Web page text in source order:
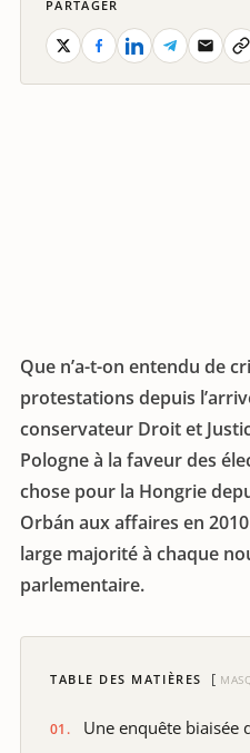
Que n’a-t-on entendu de
protestations depuis
conservateur Droit et
Pologne à la faveur des
chose pour la Hongrie
Orbán aux affaires en
large majorité à chaque
parlementaire.
TABLE DES MATIÈRES
Une enquête biaisée
PARTAGER